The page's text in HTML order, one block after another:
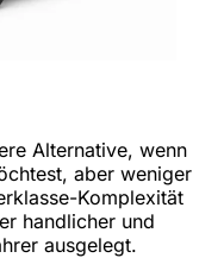
Alternative, wenn
aber weniger
Komplexität
handlicher und
ausgelegt.